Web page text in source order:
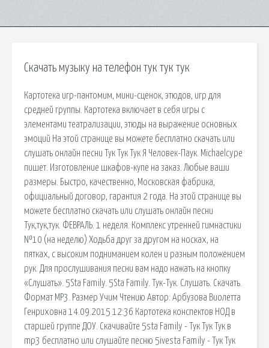
Скачать музыку на телефон тук тук тук
Картотека игр-пантомим, мини-сценок, этюдов, игр для
средней группы. Картотека включает в себя игры с
элементами театрализации, этюды на выражение основных
эмоций На этой странице вы можете бесплатно скачать или
слушать онлайн песни Тук Тук Тук Я Человек-Паук. Michaelcype
пишет. Изготовление шкафов-купе на заказ. Любые ваши
размеры. Быстро, качественно, Московская фабрика,
официальный договор, гарантия 2 года. На этой странице вы
можете бесплатно скачать или слушать онлайн песни
Тук,тук,тук. ФЕВРАЛЬ. 1 неделя. Комплекс утренней гимнастики
№10 (на неделю) Ходьба друг за другом на носках, на
пятках, с высоким подниманием колен и разным положением
рук. Для прослушивания песни вам надо нажать на кнопку
«Слушать». 5Sta Family. 5Sta Family. Тук-Тук. Слушать. Скачать.
Формат MP3. Размер Учим Чтению Автор: Арбузова Виолетта
Генриховна 14.09.2015 12:36 Картотека конспектов НОД в
старшей группе ДОУ. Скачивайте 5sta Family - Тук Тук Тук в
mp3 бесплатно или слушайте песню 5ivesta Family - Тук Тук